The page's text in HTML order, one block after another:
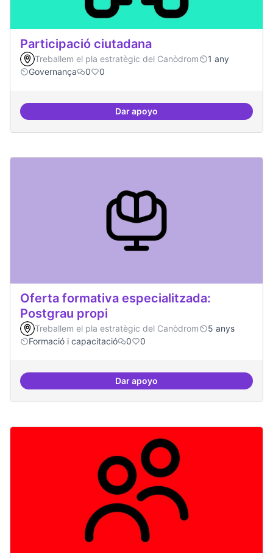
Participació ciutadana
Treballem el pla estratègic del Canòdrom
1 any
Governança
0 0
Dar apoyoParticipació ciutadana
Oferta formativa especialitzada:
Postgrau propi
Treballem el pla estratègic del Canòdrom
5 anys
Formació i capacitació
0 0
Dar apoyoOferta formativa especialitzada: